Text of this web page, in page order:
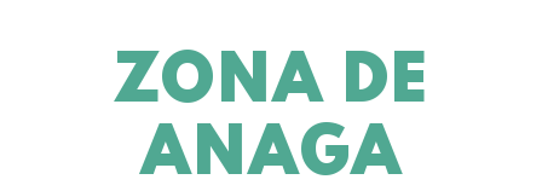
ZONA DE
ANAGA